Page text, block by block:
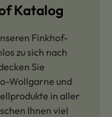
Katalog
Finkhof-
zu sich nach
Sie
Wollgarne und
in aller
Ihnen viel